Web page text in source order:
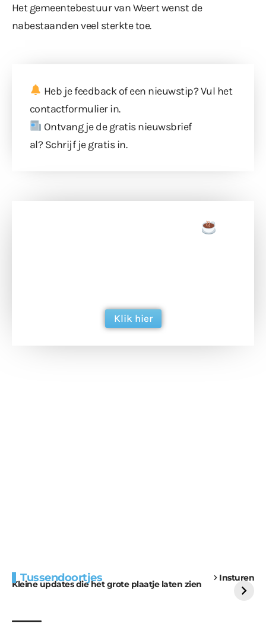
Het gemeentebestuur van Weert wenst de
nabestaanden veel sterkte toe.
Heb je feedback of een nieuwstip? Vul het
contactformulierin.
Ontvang je de gratis nieuwsbrief
al? Schrijf je gratis in.
Klik hier
Tussendoortjes Insturen
Kleine updates die het grote plaatje laten zien
voor kabouters
uitdaging